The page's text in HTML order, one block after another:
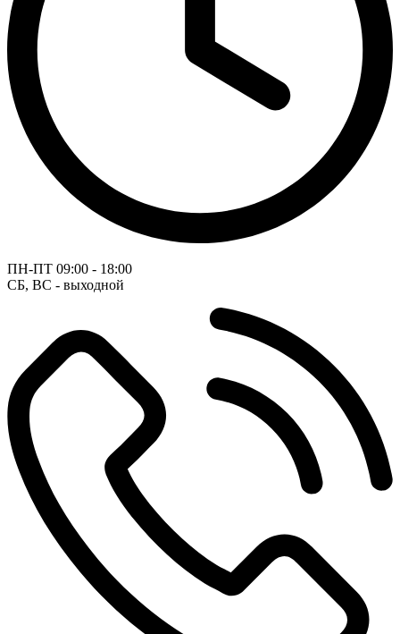
ПН-ПТ 09:00 - 18:00
СБ, ВС - выходной